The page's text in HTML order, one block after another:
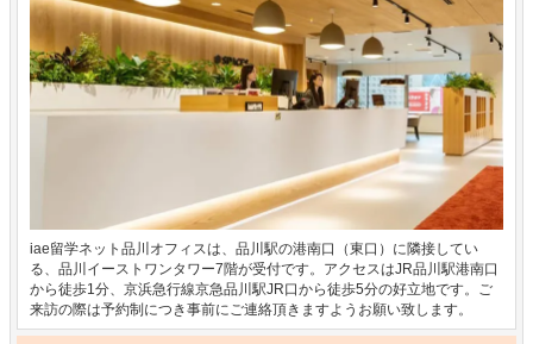
iae留学ネット品川オフィスは、品川駅の港南口（東口）に隣接してい
る、品川イーストワンタワー7階が受付です。アクセスはJR品川駅港南口
から徒歩1分、京浜急行線京急品川駅JR口から徒歩5分の好立地です。ご
来訪の際は予約制につき事前にご連絡頂きますようお願い致します。